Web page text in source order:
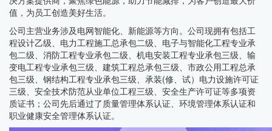
值，为员工创造美好生活。
公司主营业务涉及电网智能化、新能源等方向。公司现拥有包括工
程设计乙级、电力工程施工总承包二级、电子与智能化工程专业承
包二级、消防工程专业承包二级、机电安装工程专业承包三级、输
变电工程专业承包三级、建筑工程总承包三级、市政公用工程总承
包三级、钢结构工程专业承包三级、承装(修、试）电力设施许可证
三级、安全技术防范从业单位工程三级、安全生产许可证等多项资
质证书；公司先后通过了质量管理体系认证、环境管理体系认证和
职业健康安全管理体系认证。